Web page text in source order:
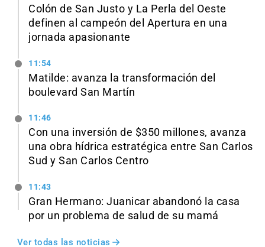
Colón de San Justo y La Perla del Oeste
definen al campeón del Apertura en una
jornada apasionante
11:54
Matilde: avanza la transformación del
boulevard San Martín
11:46
Con una inversión de $350 millones, avanza
una obra hídrica estratégica entre San Carlos
Sud y San Carlos Centro
11:43
Gran Hermano: Juanicar abandonó la casa
por un problema de salud de su mamá
Ver todas las noticias